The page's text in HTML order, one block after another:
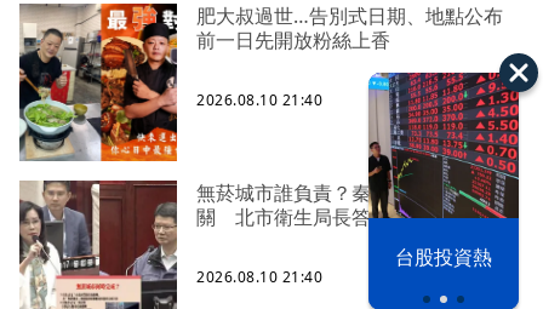
台股投資熱
肥大叔過世…告別式日期、地點公布
前一日先開放粉絲上香
2026.08.10 21:40
無菸城市誰負責？秦慧珠連問主管機
關 北市衛生局長答不出
2026.08.10 21:40